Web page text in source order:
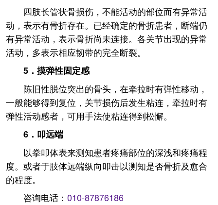
四肢长管状骨损伤，不能活动的部位而有异常活
动，表示有骨折存在。已经确定的骨折患者，断端仍
有异常活动，表示骨折尚未连接。各关节出现的异常
活动，多表示相应韧带的完全断裂。
5．摸弹性固定感
陈旧性脱位突出的骨头，在牵拉时有弹性移动，
一般能够得到复位，关节损伤后发生粘连，牵拉时有
弹性活动感者，可用手法使粘连得到松懈。
6．叩远端
以拳叩体表来测知患者疼痛部位的深浅和疼痛程
度。或者于肢体远端纵向叩击以测知是否骨折及愈合
的程度。
咨询电话： 010-87876186